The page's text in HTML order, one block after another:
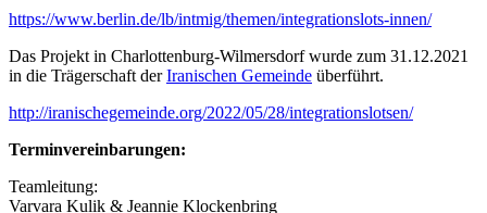
https://www.berlin.de/lb/intmig/themen/integrationslots-innen/
Das Projekt in Charlottenburg-Wilmersdorf wurde zum 31.12.2021
in die Trägerschaft derIranischen Gemeinde überführt.
http://iranischegemeinde.org/2022/05/28/integrationslotsen/
Terminvereinbarungen:
Teamleitung:
Varvara Kulik & Jeannie Klockenbring